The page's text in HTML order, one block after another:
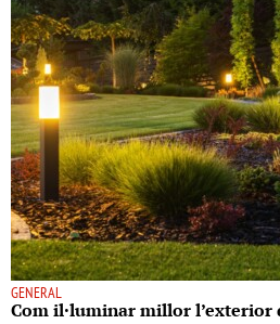
GENERAL
Com il·luminar millor l’exterior